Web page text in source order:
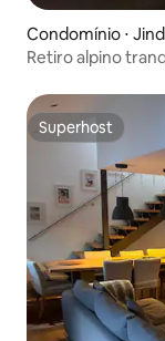
Condomínio ⋅
Retiro alpino
Superhost
Superhost